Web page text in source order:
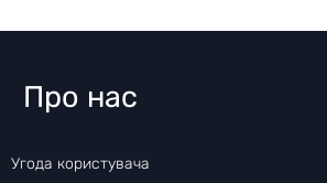
Про нас
Угода користувача